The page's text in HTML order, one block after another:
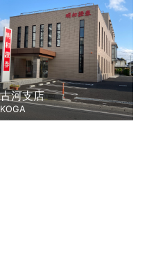
古河支店
KOGA